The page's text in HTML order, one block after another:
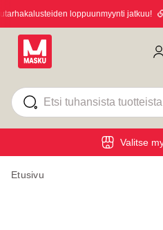
loppuunmyynti jatkuu!
Valitse
Etusivu